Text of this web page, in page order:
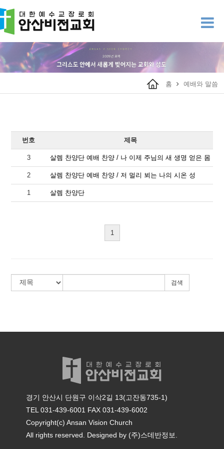
홈 예배와 말씀
번호 제목
3 살렘 찬양단 예배 찬양 / 나 이제 주님의 새 생명 얻은 몸
2 살렘 찬양단 예배 찬양 / 저 멀리 뵈는 나의 시온 성
1 살렘 찬양단
1
검색
경기 안산시 단원구 이삭2길 13(고잔동735-1)
TEL 031-439-6001 FAX 031-439-6002
Copyright(c) Ansan Vision Church
All rights reserved. Designed by (주)스데반정보.